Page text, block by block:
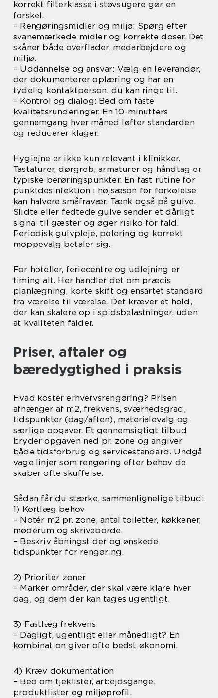
korrekt filterklasse i støvsugere gør en
forskel.
– Rengøringsmidler og miljø: Spørg efter
svanemærkede midler og korrekte doser. Det
skåner både overflader, medarbejdere og
miljø.
– Uddannelse og ansvar: Vælg en leverandør,
der dokumenterer oplæring og har en
tydelig kontaktperson, du kan ringe til.
– Kontrol og dialog: Bed om faste
kvalitetsrunderinger. En 10-minutters
gennemgang hver måned løfter standarden
og reducerer klager.
Hygiejne er ikke kun relevant i klinikker.
Tastaturer, dørgreb, armaturer og håndtag er
typiske berøringspunkter. En fast rutine for
punktdesinfektion i højsæson for forkølelse
kan halvere småfravær. Tænk også på gulve.
Slidte eller fedtede gulve sender et dårligt
signal til gæster og øger risiko for fald.
Periodisk gulvpleje, polering og korrekt
moppevalg betaler sig.
For hoteller, feriecentre og udlejning er
timing alt. Her handler det om præcis
planlægning, korte skift og ensartet standard
fra værelse til værelse. Det kræver et hold,
der kan skalere op i spidsbelastninger, uden
at kvaliteten falder.
Priser, aftaler og
bæredygtighed i praksis
Hvad koster erhvervsrengøring? Prisen
afhænger af m2, frekvens, sværhedsgrad,
tidspunkter (dag/aften), materialevalg og
særlige opgaver. Et gennemsigtigt tilbud
bryder opgaven ned pr. zone og angiver
både tidsforbrug og servicestandard. Undgå
vage linjer som rengøring efter behov de
skaber ofte skuffelse.
Sådan får du stærke, sammenlignelige tilbud:
1) Kortlæg behov
– Notér m2 pr. zone, antal toiletter, køkkener,
møderum og skriveborde.
– Beskriv åbningstider og ønskede
tidspunkter for rengøring.
2) Prioritér zoner
– Markér områder, der skal være klare hver
dag, og dem der kan tages ugentligt.
3) Fastlæg frekvens
– Dagligt, ugentligt eller månedligt? En
kombination giver ofte bedst økonomi.
4) Kræv dokumentation
– Bed om tjeklister, arbejdsgange,
produktlister og miljøprofil.